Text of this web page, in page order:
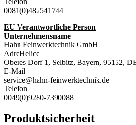
0081(0)482541744
EU Verantwortliche Person
Unternehmensname
Hahn Feinwerktechnik GmbH
AdreHelice
Oberes Dorf 1, Selbitz, Bayern, 95152,
E-Mail
service@hahn-feinwerktechnik.de
Telefon
0049(0)9280-7390088
Produktsicherheit